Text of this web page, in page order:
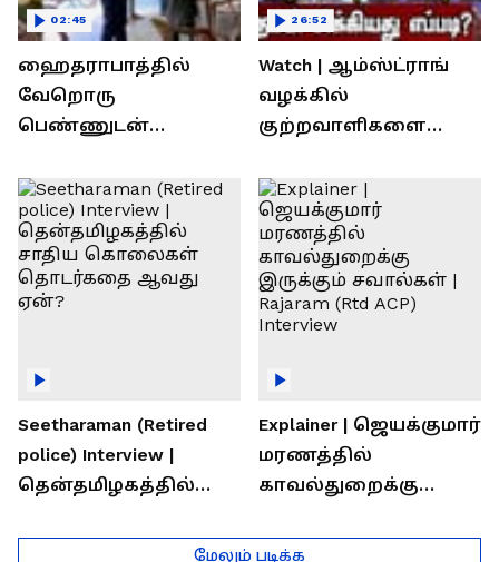
ஹைதராபாத்தில்
வேறொரு
பெண்ணுடன்
தலைவரை மடக்கி
பிடித்த மனைவி
02:45
Watch | ஆம்ஸ்ட்ராங்
வழக்கில்
குற்றவாளிகளை
காவல்துறை? / Rajaram
Rtd ACP Interview
26:52
Seetharaman (Retired
police) Interview |
தென்தமிழகத்தில்
தொடர்கதை ஆவது
Explainer | ஜெயக்குமார்
மரணத்தில்
காவல்துறைக்கு
Rajaram (Rtd ACP)
மேலும் படிக்க